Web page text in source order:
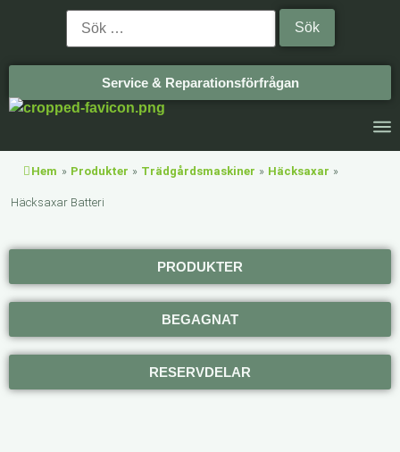
Service & Reparationsförfrågan
Hem » Produkter » Trädgårdsmaskiner » Häcksaxar »
Häcksaxar Batteri
PRODUKTER
BEGAGNAT
RESERVDELAR